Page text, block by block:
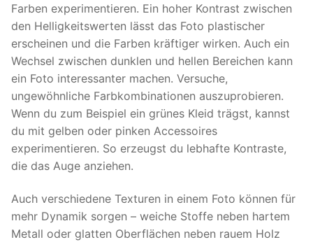
Farben experimentieren. Ein hoher Kontrast zwischen
den Helligkeitswerten lässt das Foto plastischer
erscheinen und die Farben kräftiger wirken. Auch ein
Wechsel zwischen dunklen und hellen Bereichen kann
ein Foto interessanter machen. Versuche,
ungewöhnliche Farbkombinationen auszuprobieren.
Wenn du zum Beispiel ein grünes Kleid trägst, kannst
du mit gelben oder pinken Accessoires
experimentieren. So erzeugst du lebhafte Kontraste,
die das Auge anziehen.
Auch verschiedene Texturen in einem Foto können für
mehr Dynamik sorgen – weiche Stoffe neben hartem
Metall oder glatten Oberflächen neben rauem Holz